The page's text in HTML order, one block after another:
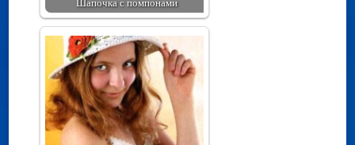
Шапочка с помпонами